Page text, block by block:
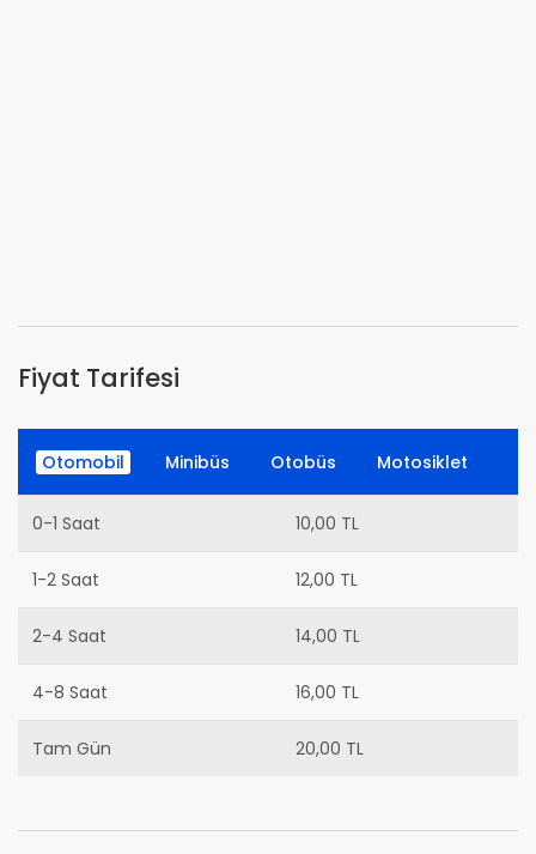
Fiyat Tarifesi
Otomobil Minibüs Otobüs Motosiklet
0-1 Saat 10,00 TL
1-2 Saat 12,00 TL
2-4 Saat 14,00 TL
4-8 Saat 16,00 TL
Tam Gün 20,00 TL